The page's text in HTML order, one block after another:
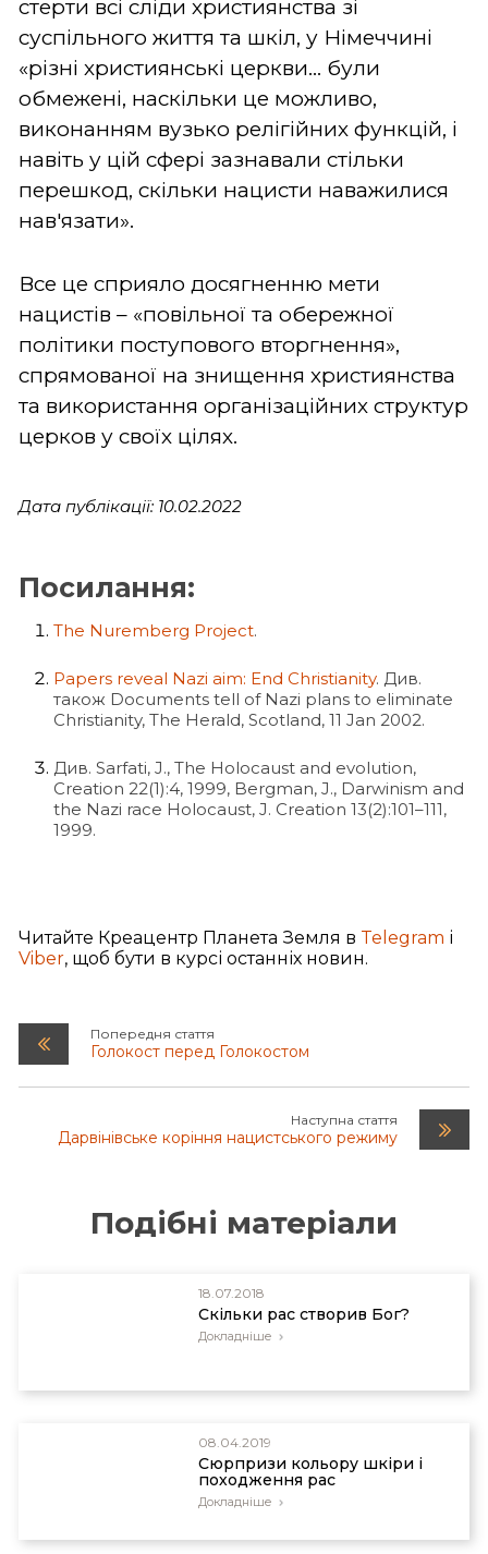
стерти всі сліди християнства зі
суспільного життя та шкіл, у Німеччині
«різні християнські церкви… були
обмежені, наскільки це можливо,
виконанням вузько релігійних функцій, і
навіть у цій сфері зазнавали стільки
перешкод, скільки нацисти наважилися
нав'язати».
Все це сприяло досягненню мети
нацистів – «повільної та обережної
політики поступового вторгнення»,
спрямованої на знищення християнства
та використання організаційних структур
церков у своїх цілях.
Дата публікації: 10.02.2022
Посилання:
The Nuremberg Project.
Papers reveal Nazi aim: End Christianity. Див.
також Documents tell of Nazi plans to eliminate
Christianity, The Herald, Scotland, 11 Jan 2002.
Див. Sarfati, J., The Holocaust and evolution,
Creation 22(1):4, 1999, Bergman, J., Darwinism and
the Nazi race Holocaust, J. Creation 13(2):101–111,
1999.
Читайте Креацентр Планета Земля в Telegram і
Viber, щоб бути в курсі останніх новин.
Попередня стаття
Голокост перед Голокостом
Наступна стаття
Дарвінівське коріння нацистського режиму
Подібні матеріали
18.07.2018
Скільки рас створив Бог?
Докладніше
08.04.2019
Сюрпризи кольору шкіри і
походження рас
Докладніше